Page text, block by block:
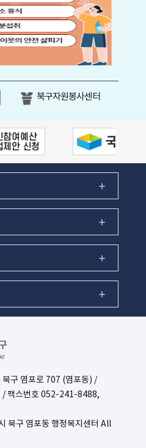
북구자원봉사센터
구 염포로 707 (염포동) /
/ 팩스번호 052-241-8488,
북구 염포동 행정복지센터 All